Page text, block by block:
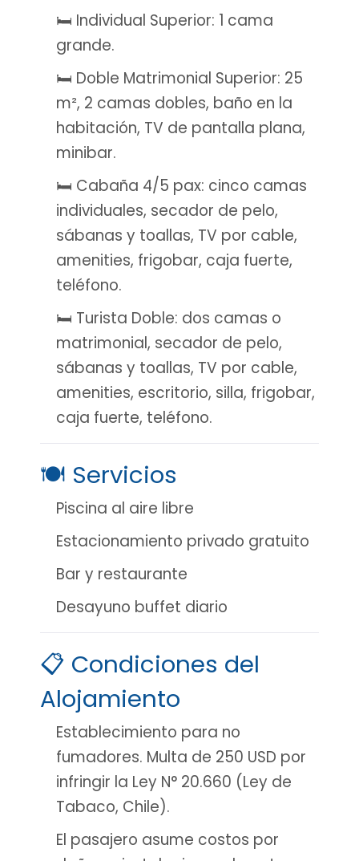
🛏️ Individual Superior: 1 cama
grande.
🛏️ Doble Matrimonial Superior: 25
m², 2 camas dobles, baño en la
habitación, TV de pantalla plana,
minibar.
🛏️ Cabaña 4/5 pax: cinco camas
individuales, secador de pelo,
sábanas y toallas, TV por cable,
amenities, frigobar, caja fuerte,
teléfono.
🛏️ Turista Doble: dos camas o
matrimonial, secador de pelo,
sábanas y toallas, TV por cable,
amenities, escritorio, silla, frigobar,
caja fuerte, teléfono.
🍽️ Servicios
Piscina al aire libre
Estacionamiento privado gratuito
Bar y restaurante
Desayuno buffet diario
📋 Condiciones del
Alojamiento
Establecimiento para no
fumadores. Multa de 250 USD por
infringir la Ley N° 20.660 (Ley de
Tabaco, Chile).
El pasajero asume costos por